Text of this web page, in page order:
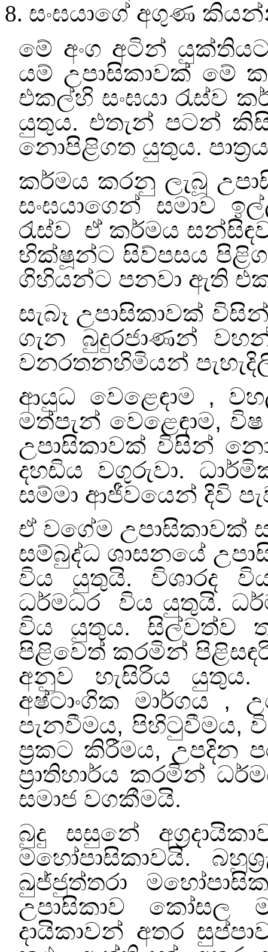
සංඝයාගේ අගුණ
මේ අංග අටින්
යම් උපාසිකාවක්
එකල්හි සංඝයා රැස්ව
යුතුය. එතැන් පටන්
නොපිළිගත යුතුය.
කර්මය කරනු ලැබූ
සංඝයාගෙන් සමාව
රැස්ව ඒ කර්මය
භික්ෂූන්ට සිව්පසය
ගිහියන්ට පනවා ඇති
සැබෑ උපාසිකාවක්
ගැන බුදුරජාණන්
වනරතනහිමියන්
ආයුධ වෙළෙඳාම ,
මත්පැන් වෙළෙඳාම, විෂ
උපාසිකාවක් විසින්
දහඩිය වගුරුවා.
සම්මා ආජීවයෙන් දිවි
ඒ වගේම උපාසිකාවක්
සම්බුද්ධ ශාසනයේ
විය යුතුයි. විශාරද
ධර්මධර
විය යුතුයි.
විය යුතුය. සිල්වත්ව
පිළිවෙත් කරමින්
අනුව හැසිරිය යුතුය.
අෂ්ටාංගික මාර්ගය ,
පැනවීමය, පිහිටුවීමය,
ප්‍රකට කිරීමය,උපදින
ප්‍රාතිහාර්ය කරමින්
සමාජ වගකීමයි.
බුදු සසුනේ
මහෝපාසිකාවයි.
ඛුජ්ජුත්තරා
උපාසිකාව කෝසල
දායිකාවන් අතර